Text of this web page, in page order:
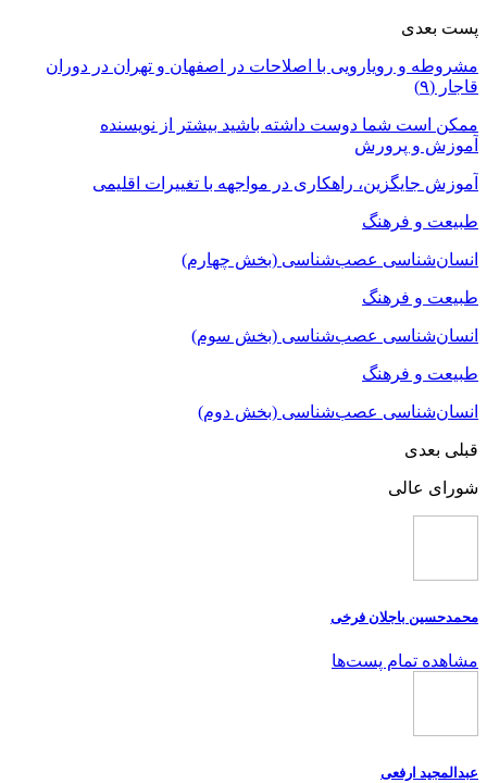
پست بعدی
مشروطه و رویارویی با اصلاحات در اصفهان و تهران در دوران
قاجار (۹)
ممکن است شما دوست داشته باشید بیشتر از نویسنده
آموزش و پرورش
آموزش جایگزین، راهکاری در مواجهه با تغییرات اقلیمی
طبیعت و فرهنگ
انسان‌شناسی عصب‌شناسی (بخش چهارم)
طبیعت و فرهنگ
انسان‌شناسی عصب‌شناسی (بخش سوم)
طبیعت و فرهنگ
انسان‌شناسی عصب‌شناسی (بخش دوم)
قبلی بعدی
شورای عالی
محمدحسین باجلان فرخی
مشاهده تمام پست‌ها
عبدالمجید ارفعی